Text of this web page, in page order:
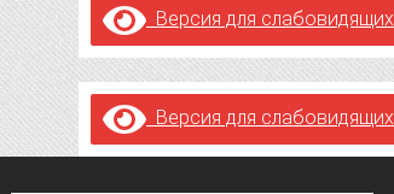
Версия для слабовидящих
Версия для слабовидящих